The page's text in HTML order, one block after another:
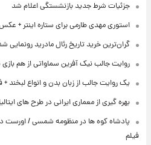
جزئیات شرط جدید بازنشستگی اعلام شد
استوری مهدی طارمی برای ستاره اینتر +
گران‌ترین خرید تاریخ رئال مادرید رونمایی
روایت جالب نیک آفرین سماواتی از هم بازی
یک روایت جالب از زبان بدن و انواع لبخند +
بهره گیری از معماری ایرانی در طرح های
پادشاه کوه ها در منظومه شمسی / اورست
فیلم